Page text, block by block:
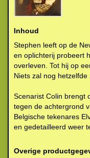
Inhoud
Stephen leeft op de
en oplichterij probeert
overleven. Tot hij op
Niets zal nog hetzelfde
Scenarist Colin brengt
tegen de achtergrond
Belgische tekenares
en gedetailleerd weer
Overige